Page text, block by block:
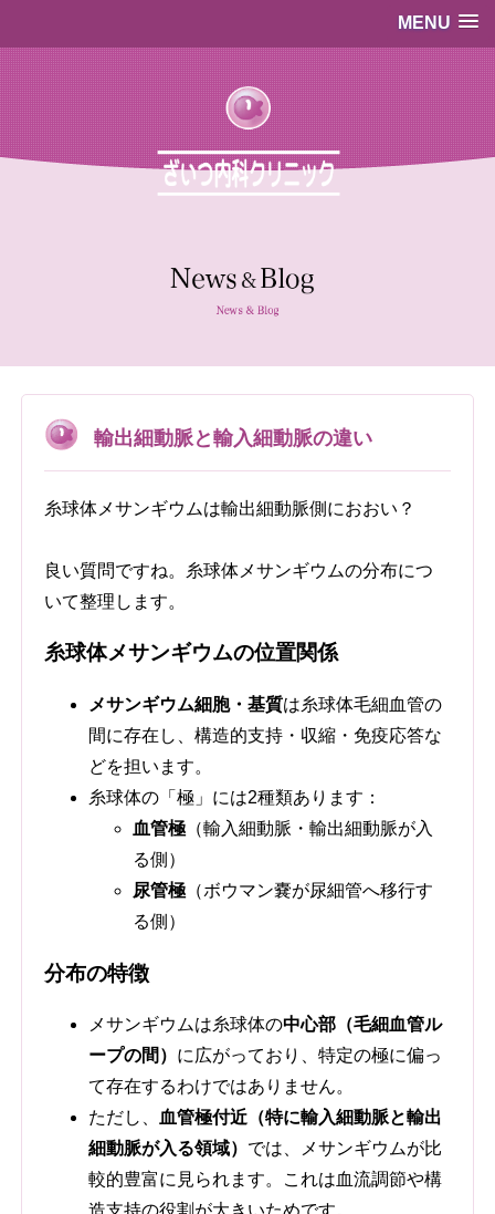
MENU
輸出細動脈と輸入細動脈の違い
糸球体メサンギウムは輸出細動脈側におおい？
良い質問ですね。糸球体メサンギウムの分布につ
いて整理します。
糸球体メサンギウムの位置関係
メサンギウム細胞・基質は糸球体毛細血管の
間に存在し、構造的支持・収縮・免疫応答な
どを担います。
糸球体の「極」には2種類あります：
血管極 （輸入細動脈・輸出細動脈が入
る側）
尿管極 （ボウマン嚢が尿細管へ移行す
る側）
分布の特徴
メサンギウムは糸球体の中心部（毛細血管ル
ープの間） に広がっており、特定の極に偏っ
て存在するわけではありません。
ただし、血管極付近（特に輸入細動脈と輸出
細動脈が入る領域） では、メサンギウムが比
較的豊富に見られます。これは血流調節や構